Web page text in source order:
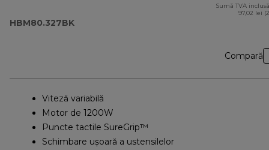
HBM80.327BK
Sumă TVA
97,02 lei
Compară
Viteză variabilă
Motor de 1200W
Puncte tactile SureGrip™
Schimbare ușoară a ustensilelor